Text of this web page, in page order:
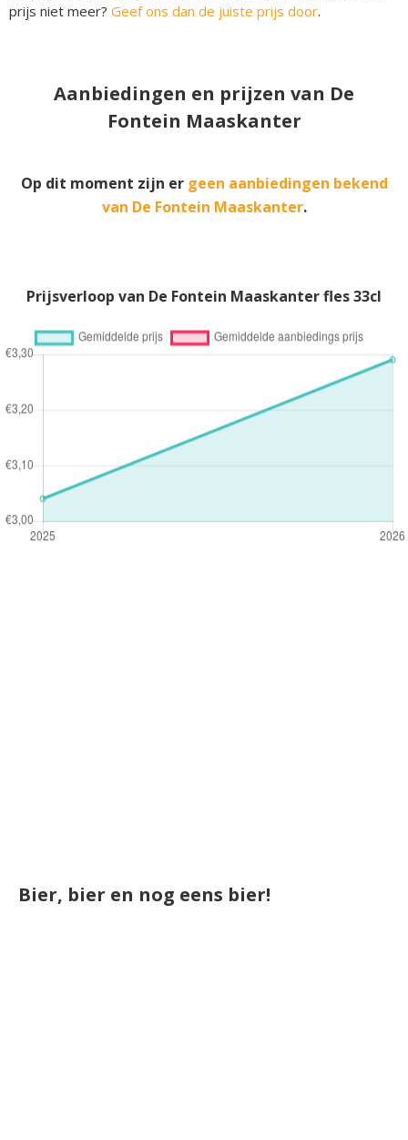
prijs niet meer? Geef ons dan de juiste prijs door.
Aanbiedingen en prijzen van De
Fontein Maaskanter
Op dit moment zijn er geen aanbiedingen bekend
van De Fontein Maaskanter.
Prijsverloop van De Fontein Maaskanter fles 33cl
Bier, bier en nog eens bier!